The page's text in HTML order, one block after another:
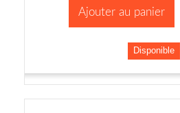
Ajouter au panier
Disponible